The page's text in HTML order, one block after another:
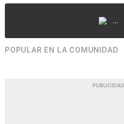
...
POPULAR EN LA COMUNIDAD
PUBLICIDAD